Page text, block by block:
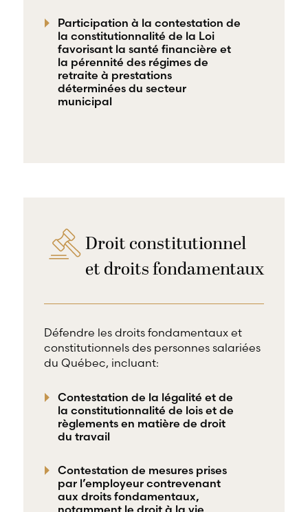
Participation à la contestation de
la constitutionnalité de la Loi
favorisant la santé financière et
la pérennité des régimes de
retraite à prestations
déterminées du secteur
municipal
Droit constitutionnel
et droits fondamentaux
Défendre les droits fondamentaux et
constitutionnels des personnes salariées
du Québec, incluant:
Contestation de la légalité et de
la constitutionnalité de lois et de
règlements en matière de droit
du travail
Contestation de mesures prises
par l’employeur contrevenant
aux droits fondamentaux,
notamment le droit à la vie